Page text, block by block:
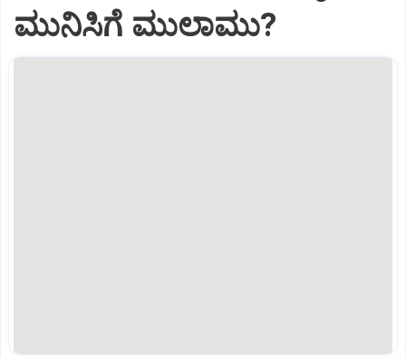
ಮುನಿಸಿಗೆ ಮುಲಾಮು?